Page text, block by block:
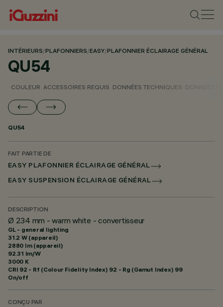
INTÉRIEURS/PLAFONNIERS/EASY/PLAFONNIER ÉCLAIRAGE GÉNÉRAL
QU54
COULEUR ACCESSOIRES REQUIS DONNÉES TECHNIQUES DONNÉES
QU54
FAIT PARTIE DE
EASY PLAFONNIER ÉCLAIRAGE GÉNÉRAL
EASY SUSPENSION ÉCLAIRAGE GÉNÉRAL
DESCRIPTION
Ø 234 mm - warm white - convertisseur
GL - general lighting
31.2 W (appareil)
2880 lm (appareil)
92.31 lm/W
3000 K
CRI 92 - Rf (Colour Fidelity Index) 92 - Rg (Gamut Index) 99
On/off
CONÇU PAR